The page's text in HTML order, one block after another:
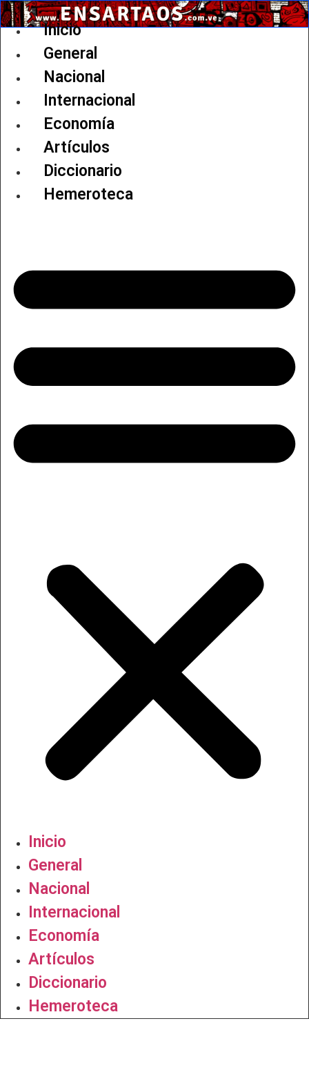
Ir
al
Inicio
General
Nacional
Internacional
Economía
Artículos
Diccionario
Hemeroteca
Inicio
General
Nacional
Internacional
Economía
Artículos
Diccionario
Hemeroteca